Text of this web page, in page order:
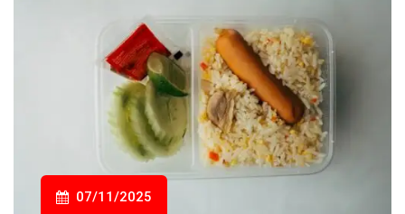
07/11/2025